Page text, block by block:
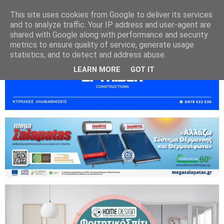
This site uses cookies from Google to deliver its services
and to analyze traffic. Your IP address and user-agent are
shared with Google along with performance and security
metrics to ensure quality of service, generate usage
statistics, and to detect and address abuse.
LEARN MORE GOT IT